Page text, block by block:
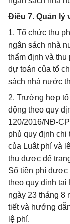
Điều 7. Quản lý
1. Tổ chức thu
ngân sách nhà
thẩm định và
dự toán của tổ
sách nhà nước
2. Trường hợp
động theo quy
120/2016/NĐ-
phủ quy định chi
của Luật phí và
thu được để
Số tiền phí được
theo quy định
ngày 23 tháng 8
tiết và hướng
lệ phí.